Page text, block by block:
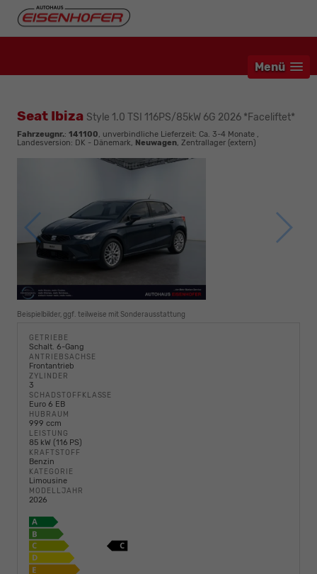
Menü
Seat Ibiza Style 1.0 TSI 116PS/85kW 6G 2026 *Faceliftet*
Fahrzeugnr.: 141100, unverbindliche Lieferzeit: Ca. 3-4 Monate ,
Landesversion: DK - Dänemark, Neuwagen, Zentrallager (extern)
Beispielbilder, ggf. teilweise mit Sonderausstattung
GETRIEBE
Schalt. 6-Gang
ANTRIEBSACHSE
Frontantrieb
ZYLINDER
3
SCHADSTOFFKLASSE
Euro 6 EB
HUBRAUM
999 ccm
LEISTUNG
85 kW (116 PS)
KRAFTSTOFF
Benzin
KATEGORIE
Limousine
MODELLJAHR
2026